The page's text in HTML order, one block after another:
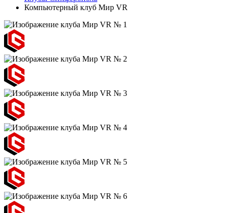
Компьютерный клуб Мир VR